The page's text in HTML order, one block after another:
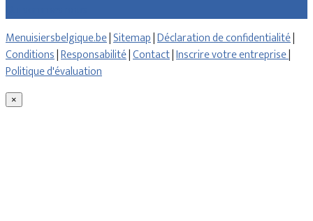
Menuisiersbelgique.be|Sitemap|Déclaration de confidentialité|
Conditions|Responsabilité|Contact|Inscrire votre entreprise|
Politique d'évaluation
×